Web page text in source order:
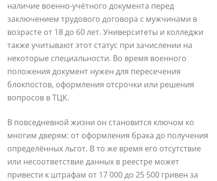
наличие военно-учётного документа перед
заключением трудового договора с мужчинами в
возрасте от 18 до 60 лет. Университеты и колледжи
также учитывают этот статус при зачислении на
некоторые специальности. Во время военного
положения документ нужен для пересечения
блокпостов, оформления отсрочки или решения
вопросов в ТЦК.
В повседневной жизни он становится ключом ко
многим дверям: от оформления брака до получения
определённых льгот. В то же время его отсутствие
или несоответствие данных в реестре может
привести к штрафам от 17 000 до 25 500 гривен за